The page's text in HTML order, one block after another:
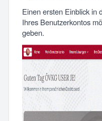
Einen ersten Einblick in
Ihres Benutzerkontos
geben.